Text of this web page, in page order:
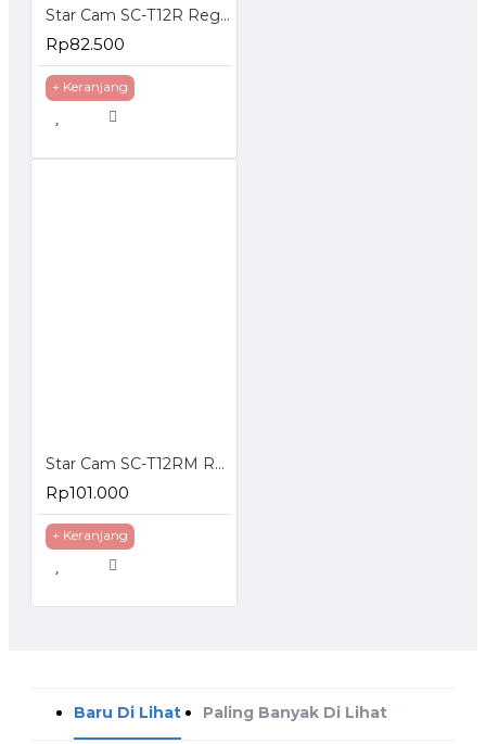
Star Cam SC-T12R Regulator Gas Tekanan Rendah
Rp82.500
+ Keranjang
Star Cam SC-T12RM Regulator Gas dengan Meteran
Rp101.000
+ Keranjang
Baru Di Lihat Paling Banyak Di Lihat